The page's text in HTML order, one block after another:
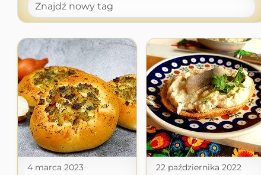
4 marca 2023
22 października 2022